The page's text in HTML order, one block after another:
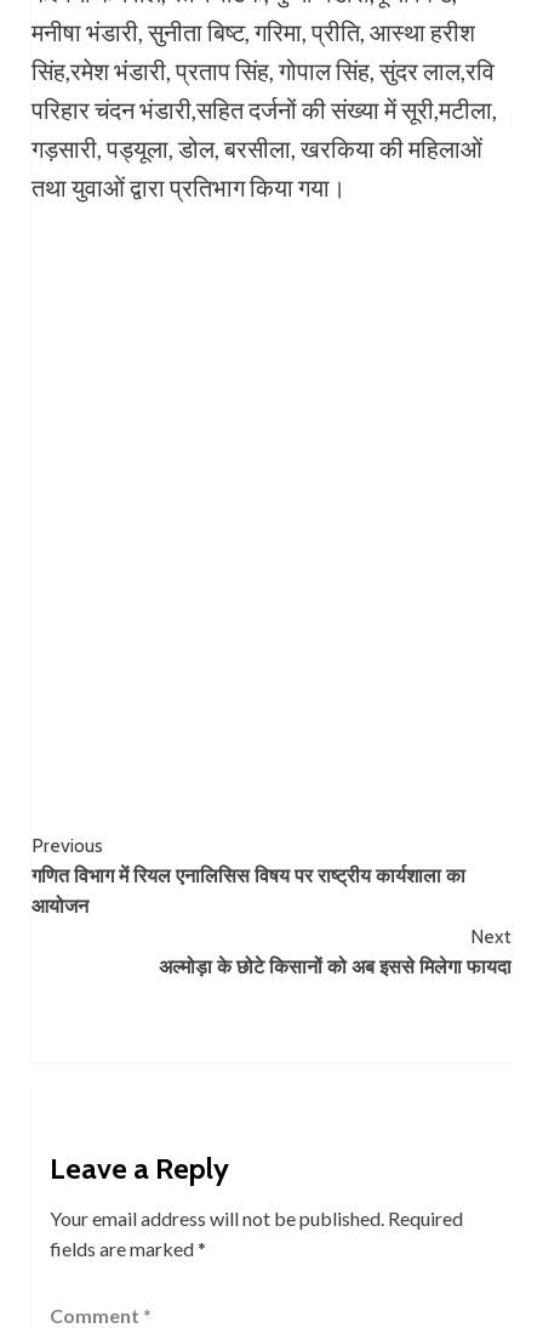
मनीषा भंडारी, सुनीता बिष्ट, गरिमा, प्रीति, आस्था हरीश
सिंह,रमेश भंडारी, प्रताप सिंह, गोपाल सिंह, सुंदर लाल,रवि
परिहार चंदन भंडारी,सहित दर्जनों की संख्या में सूरी,मटीला,
गड़सारी, पड्यूला, डोल, बरसीला, खरकिया की महिलाओं
तथा युवाओं द्वारा प्रतिभाग किया गया।
Continue
Reading
Previous
गणित विभाग में रियल एनालिसिस विषय पर राष्ट्रीय कार्यशाला का
आयोजन
Next
अल्मोड़ा के छोटे किसानों को अब इससे मिलेगा फायदा
Leave a Reply
Your email address will not be published. Required
fields are marked*
Comment *